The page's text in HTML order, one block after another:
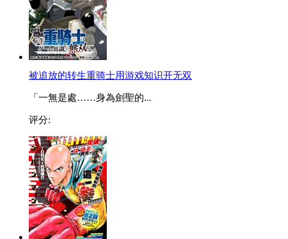
被追放的转生重骑士用游戏知识开无双
「一無是處……身為劍聖的...
评分: